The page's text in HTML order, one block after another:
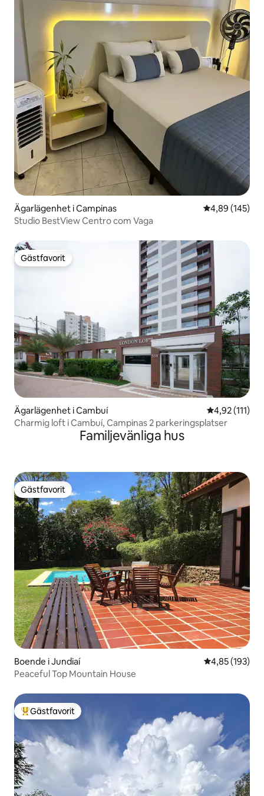
Ägarlägenhet i Campinas 4,89 av 5 i
4,89 (145)
Studio BestView Centro com Vaga
Gästfavorit
Gästfavorit
Ägarlägenhet i Cambuí 4,92 av 5 i
4,92 (111)
Charmig loft i Cambuí, Campinas 2 parkeringsplatser
Familjevänliga hus
Gästfavorit
Gästfavorit
Boende i Jundiaí 4,85 av 5 i
4,85 (193)
Peaceful Top Mountain House
Populär gästfavorit
Gästfavorit